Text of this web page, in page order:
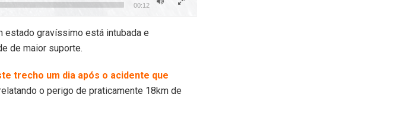
00:12
estado gravíssimo está intubada e
de maior suporte.
trecho um dia após o acidente que
o perigo de praticamente 18km de